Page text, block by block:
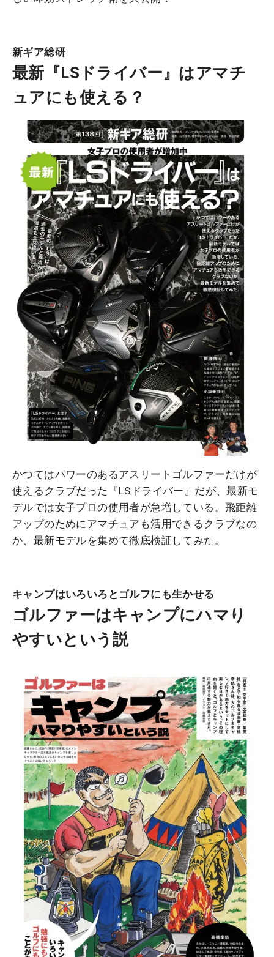
新ギア総研
最新『LSドライバー』はアマチ
ュアにも使える？
かつてはパワーのあるアスリートゴルファーだけが
使えるクラブだった『LSドライバー』だが、最新モ
デルでは女子プロの使用者が急増している。飛距離
アップのためにアマチュアも活用できるクラブなの
か、最新モデルを集めて徹底検証してみた。
キャンプはいろいろとゴルフにも生かせる
ゴルファーはキャンプにハマり
やすいという説